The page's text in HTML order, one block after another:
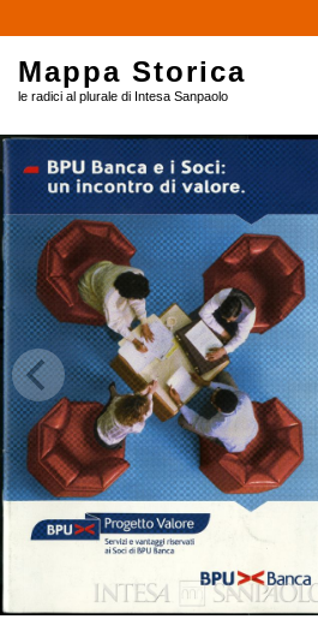
Mappa Storica
le radici al plurale di Intesa Sanpaolo